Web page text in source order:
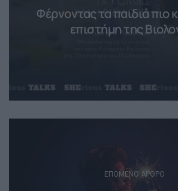
Φέρνοντας τα παιδιά πιο
επιστήμη της
ΕΠΌΜΕΝΟ ΆΡΘΡΟ